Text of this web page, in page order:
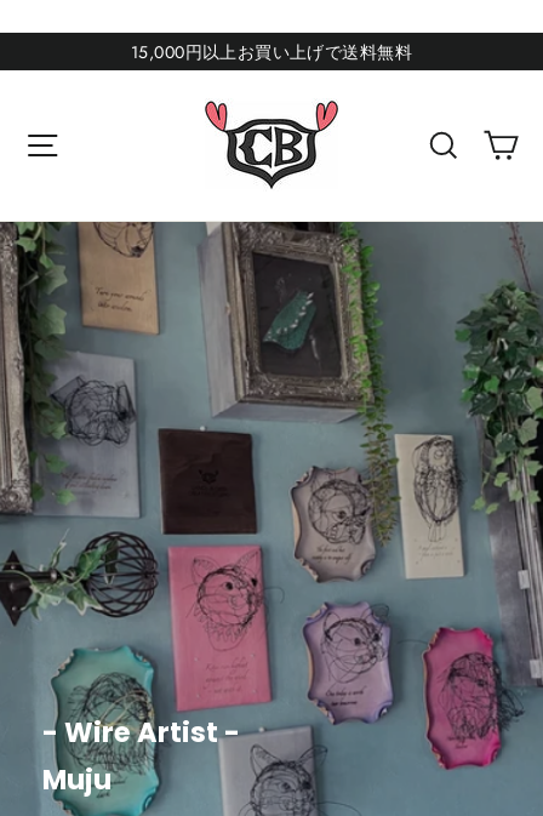
ツ
キ
ッ
プ
15,000円以上お買い上げで送料無料
サイトナビゲーション 検索
- Wire Artist -
Muju